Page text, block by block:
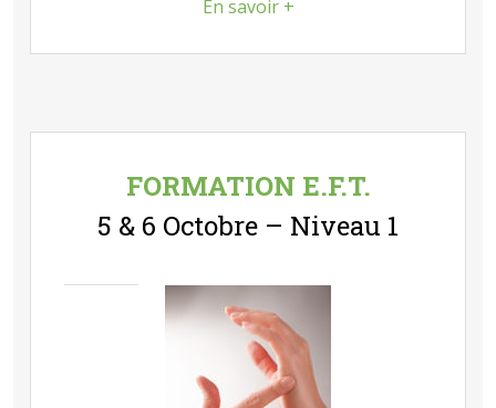
En savoir +
FORMATION E.F.T.
5 & 6 Octobre – Niveau 1